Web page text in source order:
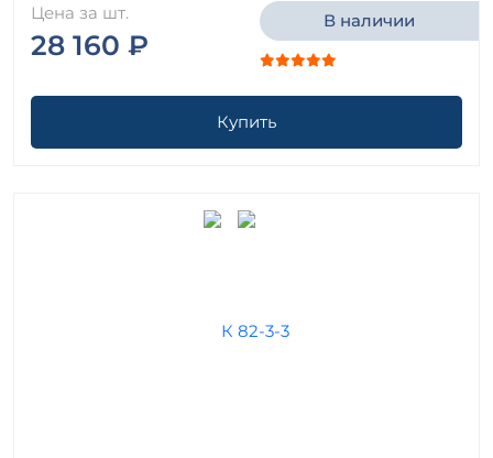
Цена за шт.
28 160 ₽
В наличии
Купить